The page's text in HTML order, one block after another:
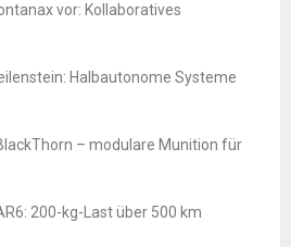
vor: Kollaboratives
Halbautonome Systeme
– modulare Munition für
200-kg-Last über 500 km